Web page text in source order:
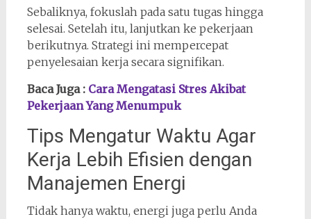
Sebaliknya, fokuslah pada satu tugas hingga
selesai. Setelah itu, lanjutkan ke pekerjaan
berikutnya. Strategi ini mempercepat
penyelesaian kerja secara signifikan.
Baca Juga : Cara Mengatasi Stres Akibat
Pekerjaan Yang Menumpuk
Tips Mengatur Waktu Agar
Kerja Lebih Efisien dengan
Manajemen Energi
Tidak hanya waktu, energi juga perlu Anda